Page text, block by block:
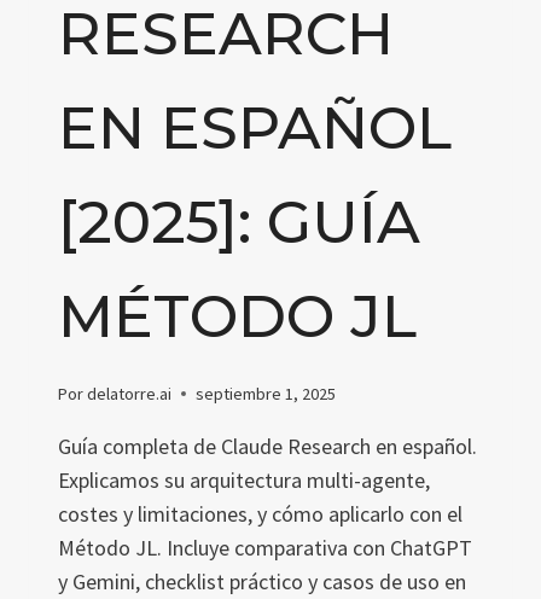
RESEARCH
EN ESPAÑOL
[2025]: GUÍA
MÉTODO JL
Pordelatorre.ai septiembre 1, 2025
Guía completa de Claude Research en español.
Explicamos su arquitectura multi-agente,
costes y limitaciones, y cómo aplicarlo con el
Método JL. Incluye comparativa con ChatGPT
y Gemini, checklist práctico y casos de uso en